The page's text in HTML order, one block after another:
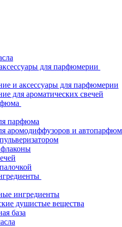
для парфюмерии
и аксессуары для парфюмерии
для ароматических свечей
парфюма
аромодиффузоров и
ингредиенты
душистые вещества
база